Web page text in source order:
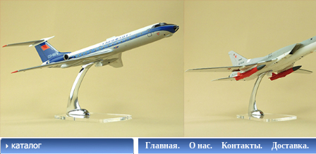
Главная. О нас. Контакты. Доставка.